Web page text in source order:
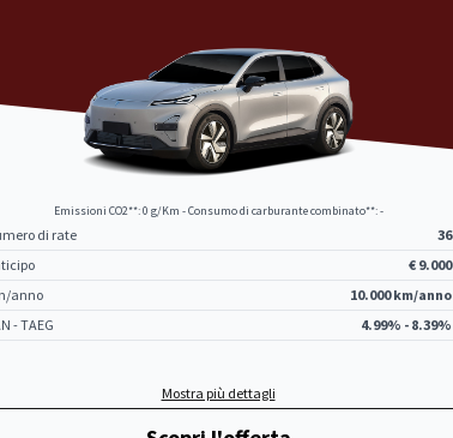
Emissioni CO2**: 0 g/Km - Consumo di carburante combinato**: -
di rate
36
€ 9.000
anno
10.000 km/anno
- TAEG
4.99% - 8.39%
Mostra più dettagli